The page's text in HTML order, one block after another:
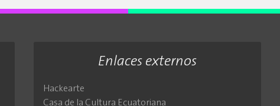
Enlaces externos
Hackearte
Casa de la Cultura Ecuatoriana